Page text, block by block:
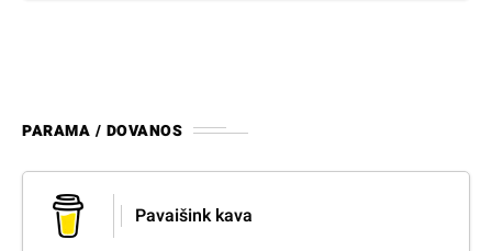
PARAMA / DOVANOS
Pavaišink kava